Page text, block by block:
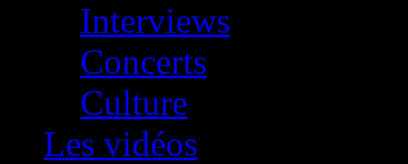
Interviews
Concerts
Culture
Les vidéos